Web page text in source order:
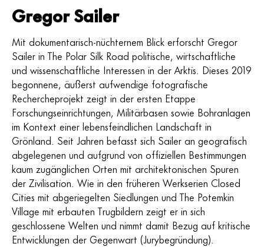
Gregor Sailer
Mit dokumentarisch-nüchternem Blick erforscht Gregor
Sailer in The Polar Silk Road politische, wirtschaftliche
und wissenschaftliche Interessen in der Arktis. Dieses 2019
begonnene, äußerst aufwendige fotografische
Rechercheprojekt zeigt in der ersten Etappe
Forschungseinrichtungen, Militärbasen sowie Bohranlagen
im Kontext einer lebensfeindlichen Landschaft in
Grönland. Seit Jahren befasst sich Sailer an geografisch
abgelegenen und aufgrund von offiziellen Bestimmungen
kaum zugänglichen Orten mit architektonischen Spuren
der Zivilisation. Wie in den früheren Werkserien Closed
Cities mit abgeriegelten Siedlungen und The Potemkin
Village mit erbauten Trugbildern zeigt er in sich
geschlossene Welten und nimmt damit Bezug auf kritische
Entwicklungen der Gegenwart (Jurybegründung).